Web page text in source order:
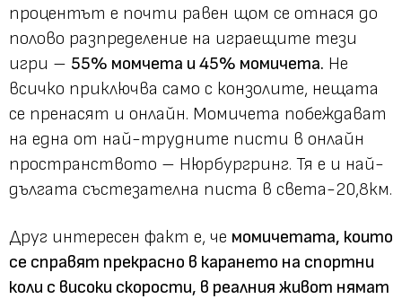
процентът е почти равен щом се отнася до
полово разпределение на играещите тези
игри – 55% момчета и 45% момичета. Не
всичко приключва само с конзолите, нещата
се пренасят и онлайн. Момичета побеждават
на една от най-трудните писти в онлайн
пространството – Нюрбургринг. Тя е и най-
дългата състезателна писта в света-20,8км.
Друг интересен факт е, че момичетата, които
се справят прекрасно в карането на спортни
коли с високи скорости, в реалния живот нямат